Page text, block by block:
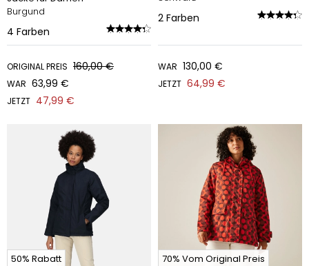
Burgund
4 Farben
ORIGINAL PREIS 160,00 €
WAR 63,99 €
JETZT 47,99 €
2 Farben
WAR 130,00 €
JETZT 64,99 €
50% Rabatt
70% Vom Original Preis